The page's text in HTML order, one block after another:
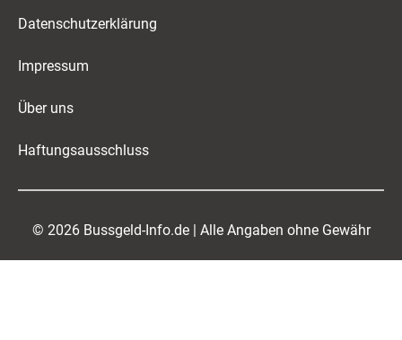
Datenschutzerklärung
Impressum
Über uns
Haftungsausschluss
© 2026 Bussgeld-Info.de | Alle Angaben ohne Gewähr